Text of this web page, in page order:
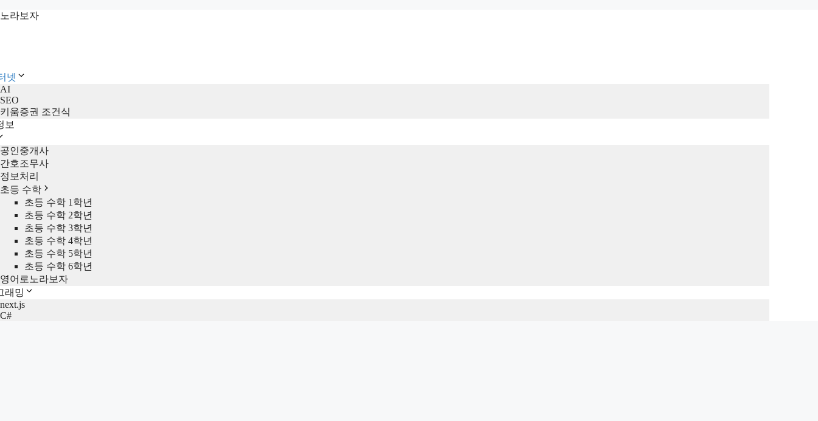
컨
너
뛰
기
노라보자
넷
AI
SEO
키움증권 조건식
보
공인중개사
간호조무사
정보처리
초등 수학
초등 수학 1학년
초등 수학 2학년
초등 수학 3학년
초등 수학 4학년
초등 수학 5학년
초등 수학 6학년
영어로노라보자
래밍
next.js
C#